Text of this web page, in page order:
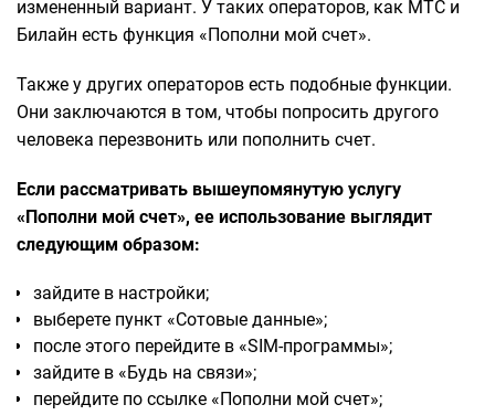
измененный вариант. У таких операторов, как МТС и
Билайн есть функция «Пополни мой счет».
Также у других операторов есть подобные функции.
Они заключаются в том, чтобы попросить другого
человека перезвонить или пополнить счет.
Если рассматривать вышеупомянутую услугу
«Пополни мой счет», ее использование выглядит
следующим образом:
зайдите в настройки;
выберете пункт «Сотовые данные»;
после этого перейдите в «SIM-программы»;
зайдите в «Будь на связи»;
перейдите по ссылке «Пополни мой счет»;